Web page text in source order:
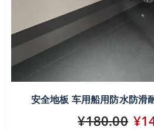
安全地板 车用船用防水防滑
¥180.00